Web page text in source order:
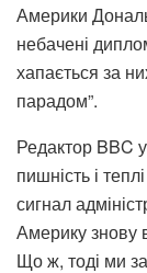
Америки
небачені
хапається за
парадом”.
Редактор BBC
пишність і
сигнал
Америку знову
Що ж, тоді ми